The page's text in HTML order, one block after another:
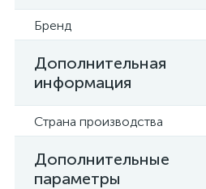
Бренд
Дополнительная
информация
Страна производства
Дополнительные
параметры